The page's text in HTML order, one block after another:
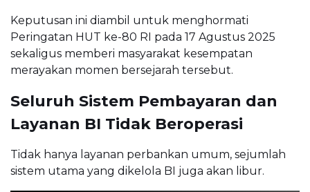
Keputusan ini diambil untuk menghormati
Peringatan HUT ke-80 RI pada 17 Agustus 2025
sekaligus memberi masyarakat kesempatan
merayakan momen bersejarah tersebut.
Seluruh Sistem Pembayaran dan
Layanan BI Tidak Beroperasi
Tidak hanya layanan perbankan umum, sejumlah
sistem utama yang dikelola BI juga akan libur.